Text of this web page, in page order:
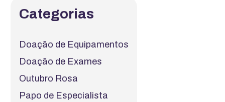
Categorias
Doação de Equipamentos
Doação de Exames
Outubro Rosa
Papo de Especialista